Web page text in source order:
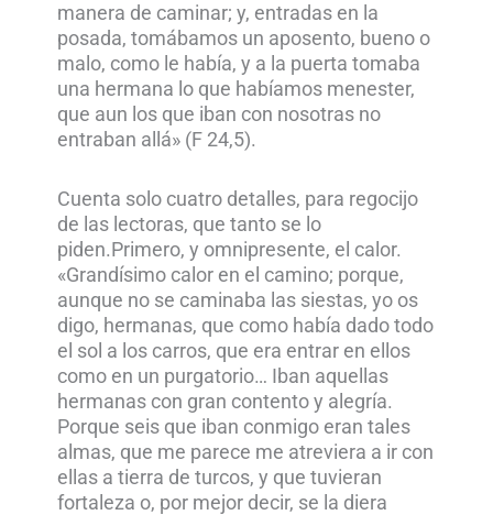
manera de caminar; y, entradas en la
posada, tomábamos un aposento, bueno o
malo, como le había, y a la puerta tomaba
una hermana lo que habíamos menester,
que aun los que iban con nosotras no
entraban allá» (F 24,5).
Cuenta solo cuatro detalles, para regocijo
de las lectoras, que tanto se lo
piden.Primero, y omnipresente, el calor.
«Grandísimo calor en el camino; porque,
aunque no se caminaba las siestas, yo os
digo, hermanas, que como había dado todo
el sol a los carros, que era entrar en ellos
como en un purgatorio… Iban aquellas
hermanas con gran contento y alegría.
Porque seis que iban conmigo eran tales
almas, que me parece me atreviera a ir con
ellas a tierra de turcos, y que tuvieran
fortaleza o, por mejor decir, se la diera